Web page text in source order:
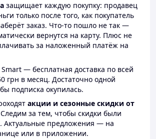
защищает каждую покупку: продавец
только после того, как покупатель
заказ. Что-то пошло не так —
вернутся на карту. Плюс не
за наложенный платёж на
— бесплатная доставка по всей
грн в месяц. Достаточно одной
подписка окупилась.
акции и сезонные скидки от
Следим за тем, чтобы скидки были
Актуальные предложения — на
или в приложении.